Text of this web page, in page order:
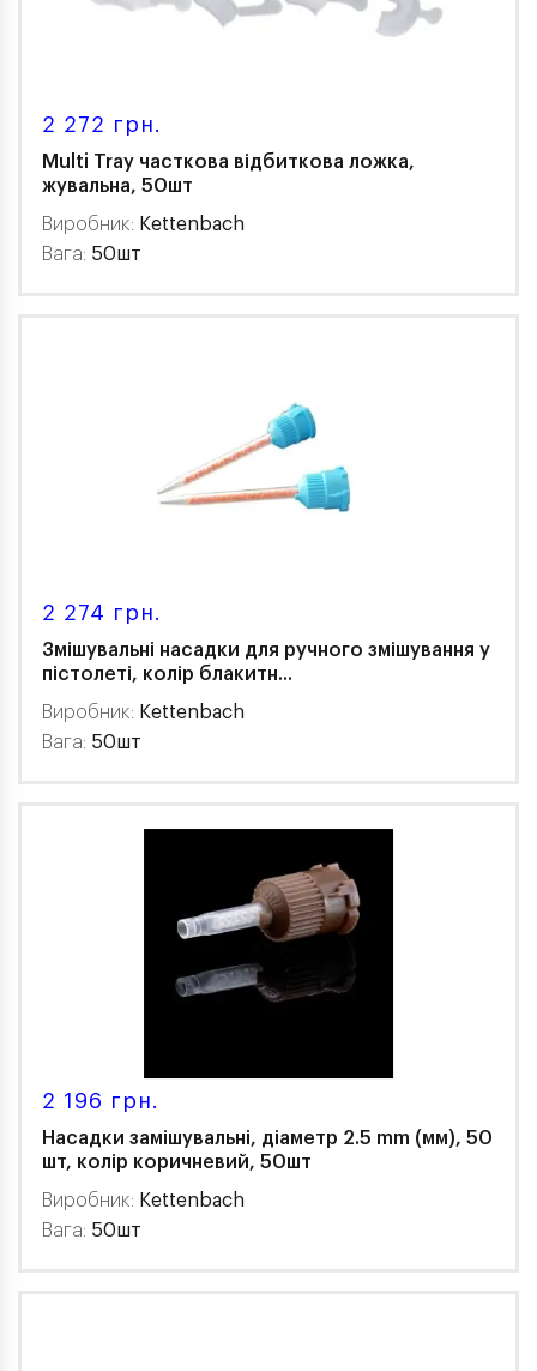
2 272 грн.
Multi Tray часткова відбиткова ложка,
жувальна, 50шт
Виробник: Kettenbach
Вага: 50шт
2 274 грн.
Змішувальні насадки для ручного змішування у
пістолеті, колір блакитн...
Виробник: Kettenbach
Вага: 50шт
2 196 грн.
Насадки замішувальні, діаметр 2.5 mm (мм), 50
шт, колір коричневий, 50шт
Виробник: Kettenbach
Вага: 50шт